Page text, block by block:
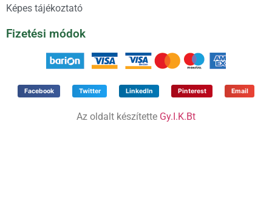
Képes tájékoztató
Fizetési módok
Facebook Twitter LinkedIn Pinterest Email
Az oldalt készítette Gy.I.K.Bt